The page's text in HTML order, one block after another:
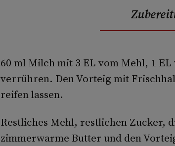
60 ml Milch mit 3 EL vom Mehl, 1
verrühren. Den Vorteig mit
reifen lassen.
Restliches Mehl, restlichen Zucker,
zimmerwarme Butter und den